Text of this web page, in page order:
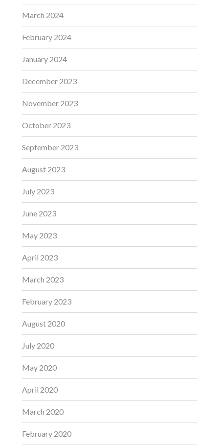
March 2024
February 2024
January 2024
December 2023
November 2023
October 2023
September 2023
August 2023
July 2023
June 2023
May 2023
April 2023
March 2023
February 2023
August 2020
July 2020
May 2020
April 2020
March 2020
February 2020